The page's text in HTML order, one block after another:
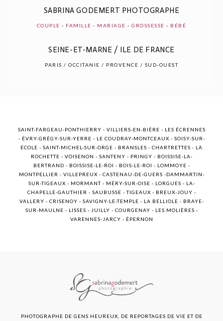
POST COMMENT
SABRINA GODEMERT PHOTOGRAPHE
COUPLE - FAMILLE - MARIAGE -GROSSESSE - BÉBÉ
SEINE-ET-MARNE / ILE DE FRANCE
PARIS / OCCITANIE / PROVENCE / SUD-OUEST
SAINT-FARGEAU-PONTHIERRY - VILLIERS-EN-BIÈRE - LES ÉCRENNES
- ÉVRY-GRÉGY-SUR-YERRE - LE COUDRAY-MONTCEAUX - SOISY-SUR-
ÉCOLE - SAINT-MICHEL-SUR-ORGE - BRANSLES - CHARTRETTES - LA
ROCHETTE - VOISENON - SANTENY - PRINGY - BOISSISE-LA-
BERTRAND - BOISSISE-LE-ROI - BOIS-LE-ROI - LOMMOYE -
MONTPELLIER - VILLEPREUX - CASTENAU-DE-GUERS -DAMMARTIN-
SUR-TIGEAUX - MORMANT - MÉRY-SUR-OISE - LORGUES - LA-
CHAPELLE-GAUTHIER - SAUBUSSE - TIGEAUX - BREUX-JOUY -
VALLERY - CRISENOY - SAVIGNY-LE-TEMPLE - LA BELLIOLE - BRAYE-
SUR-MAULNE - LISSES - JUILLY - COURGENAY - LES MOLIÈRES -
VARENNES-JARCY - ÉPERNON
PHOTOGRAPHE DE GENS HEUREUX, DE REPORTAGES DE VIE ET DE